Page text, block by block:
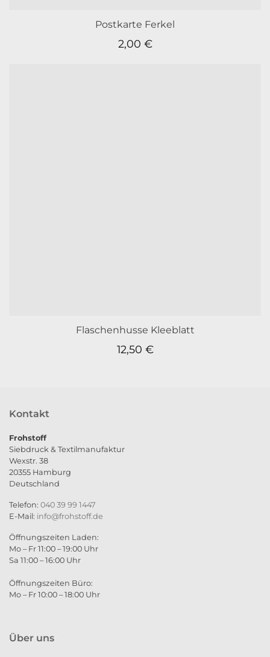
Postkarte Ferkel
2,00 €
Flaschenhusse Kleeblatt
12,50 €
Kontakt
Frohstoff
Siebdruck & Textilmanufaktur
Wexstr. 38
20355 Hamburg
Deutschland
Telefon: 040 39 99 1447
E-Mail: info@frohstoff.de
Öffnungszeiten Laden:
Mo – Fr 11:00 – 19:00 Uhr
Sa 11:00 – 16:00 Uhr
Öffnungszeiten Büro:
Mo – Fr 10:00 – 18:00 Uhr
Über uns